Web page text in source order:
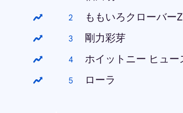
ももいろクローバーZ
剛力彩芽
ホイットニー ヒュー
ローラ